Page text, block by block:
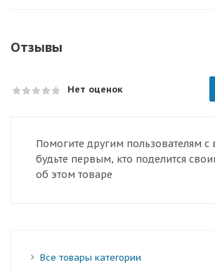
Отзывы
Нет оценок
Помогите другим пользователям
будьте первым, кто поделится
об этом товаре
Все товары категории